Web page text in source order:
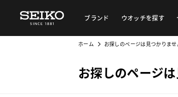
ブランド ウオッチを探す
ホーム お探しのページは見つかりませ
お探しのページ